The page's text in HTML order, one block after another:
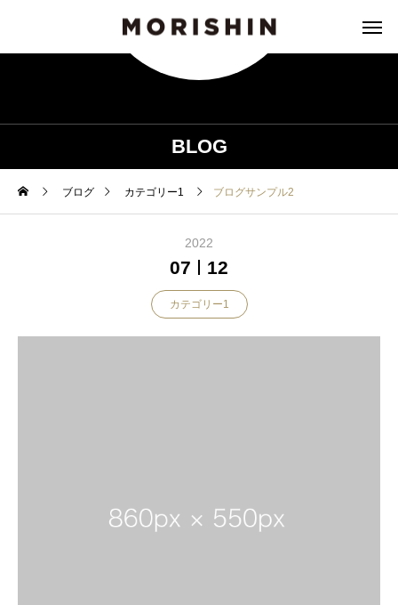
BLOG
ブログ カテゴリー1 ブログサンプル2
2022
07 12
カテゴリー1